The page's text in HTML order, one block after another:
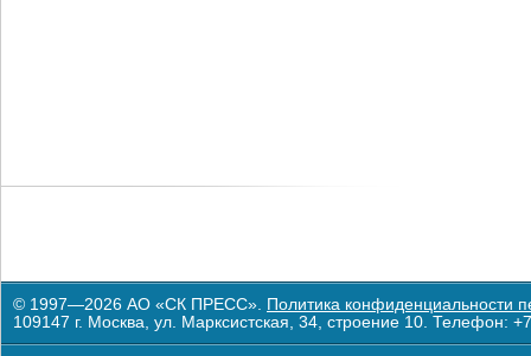
© 1997—2026 АО «СК ПРЕСС». Политика конфиденциальности
109147 г. Москва, ул. Марксистская, 34, строение 10. Телефон: